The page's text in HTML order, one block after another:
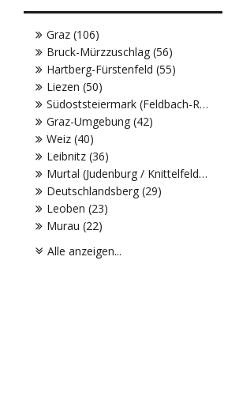
Graz (106)
Bruck-Mürzzuschlag (56)
Hartberg-Fürstenfeld (55)
Liezen (50)
Südoststeiermark (Feldbach-Radkersburg) (45)
Graz-Umgebung (42)
Weiz (40)
Leibnitz (36)
Murtal (Judenburg / Knittelfeld) (32)
Deutschlandsberg (29)
Leoben (23)
Murau (22)
Alle anzeigen...